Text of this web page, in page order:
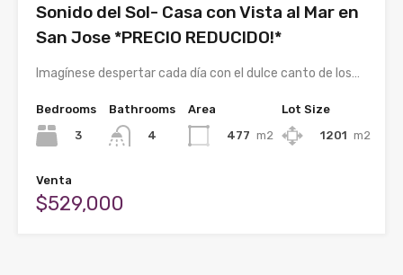
Sonido del Sol- Casa con Vista al Mar en
San Jose *PRECIO REDUCIDO!*
Imagínese despertar cada día con el dulce canto de los…
Bedrooms
3
Bathrooms
4
Area
477 m2
Lot Size
1201 m2
Venta
$529,000